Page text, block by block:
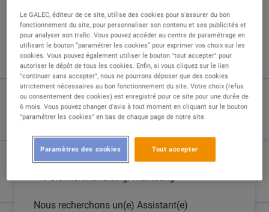
DESCRIPTION
Au sein de la Direction Commerciale Non
Alimentaire, le Marché de la Maison se
compose de 3 pôles répartis de la manière
suivante :
Pôle Electroménager
Pôle Art de la table / Cuisine / Cuisson /
Décoration Mobilier
Pôle Merchandising/Marketing
Nous recherchons un(e) Assistant(e)
Le GALEC, éditeur de ce site, utilise des cookies pour s'assurer du bon
fonctionnement du site, pour personnaliser son contenu et ses publicités et
pour analyser son trafic. Vous pouvez accéder au centre de paramétrage en
utilisant le bouton “paramétrer les cookies” pour exprimer vos choix sur les
cookies. Vous pouvez également utiliser le bouton "tout accepter" pour
autoriser le dépôt de tous les cookies. Enfin, si vous cliquez sur le lien
"continuer sans accepter", nous ne pourrons déposer que des cookies
strictement nécessaires au bon fonctionnement du site. Votre choix (refus
ou consentement des cookies) est enregistré pour ce site pour une durée de
6 mois. Vous pouvez changer d'avis à tout moment en cliquant sur le bouton
"paramétrer les cookies" en bas de chaque page de notre site.
Tout accepter
Paramètres des cookies